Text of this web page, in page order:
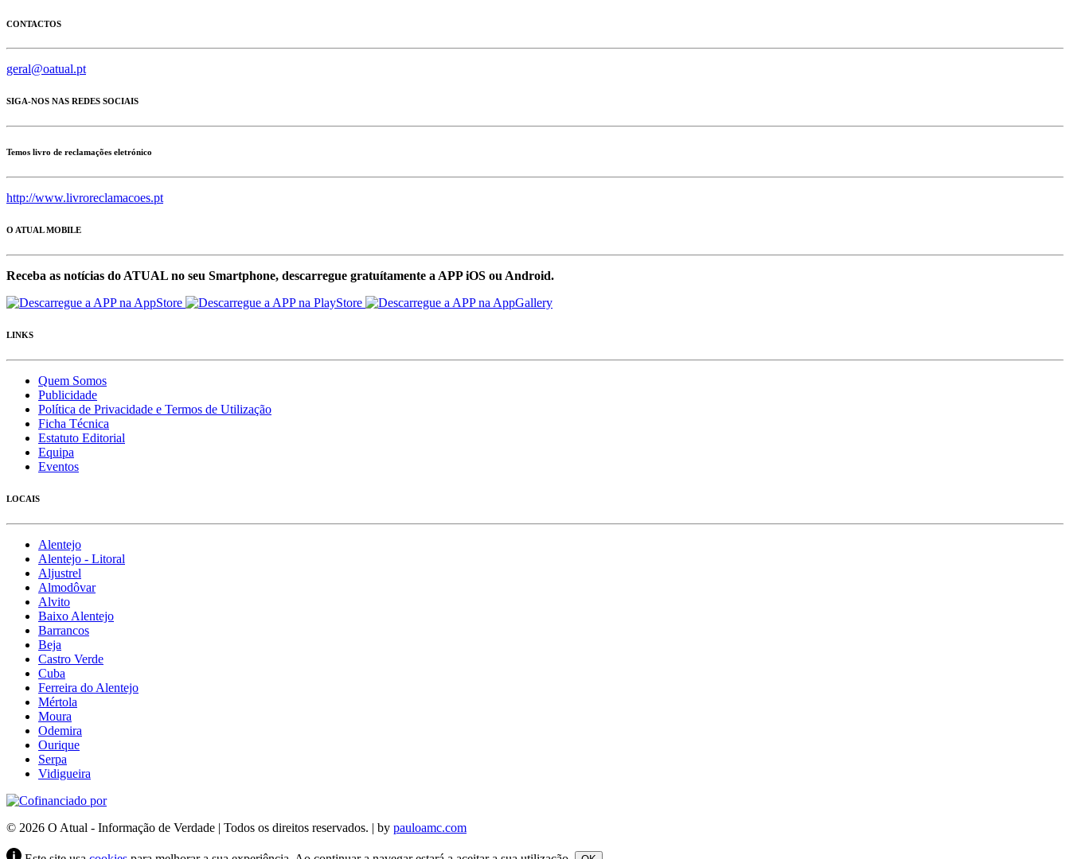
CONTACTOS
geral@oatual.pt
SIGA-NOS NAS REDES SOCIAIS
Temos livro de reclamações eletrónico
http://www.livroreclamacoes.pt
O ATUAL MOBILE
Receba as notícias do ATUAL no seu Smartphone, descarregue gratuítamente a APP iOS ou Android.
LINKS
Quem Somos
Publicidade
Política de Privacidade e Termos de Utilização
Ficha Técnica
Estatuto Editorial
Equipa
Eventos
LOCAIS
Alentejo
Alentejo - Litoral
Aljustrel
Almodôvar
Alvito
Baixo Alentejo
Barrancos
Beja
Castro Verde
Cuba
Ferreira do Alentejo
Mértola
Moura
Odemira
Ourique
Serpa
Vidigueira
© 2026 O Atual - Informação de Verdade | Todos os direitos reservados. | by pauloamc.com